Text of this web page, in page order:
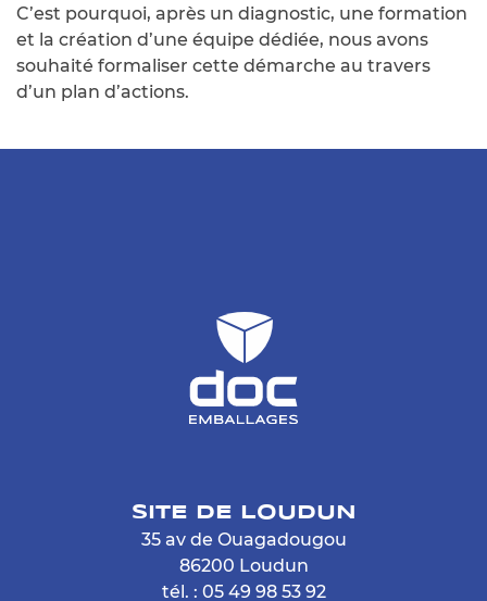
C’est pourquoi, après un diagnostic, une formation
et la création d’une équipe dédiée, nous avons
souhaité formaliser cette démarche au travers
d’un plan d’actions.
SITE DE LOUDUN
35 av de Ouagadougou
86200 Loudun
tél. : 05 49 98 53 92